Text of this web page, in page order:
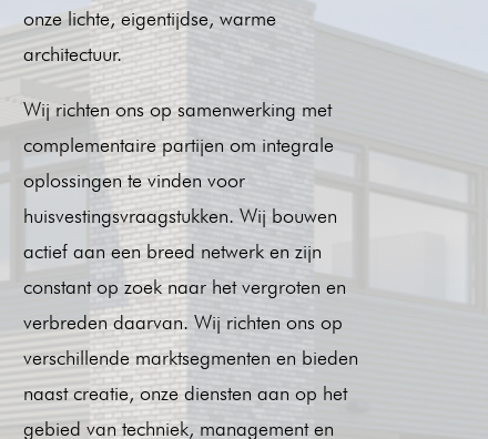
onze lichte, eigentijdse, warme
architectuur.
Wij richten ons op samenwerking met
complementaire partijen om integrale
oplossingen te vinden voor
huisvestingsvraagstukken. Wij bouwen
actief aan een breed netwerk en zijn
constant op zoek naar het vergroten en
verbreden daarvan. Wij richten ons op
verschillende marktsegmenten en bieden
naast creatie, onze diensten aan op het
gebied van techniek, management en